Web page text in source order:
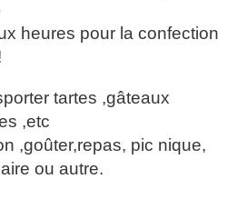
heures pour la confection
tartes ,gâteaux
,etc
,goûter,repas, pic nique,
ou autre.